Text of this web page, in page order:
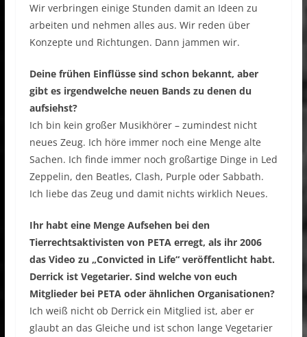
Wir verbringen einige Stunden damit an Ideen zu
arbeiten und nehmen alles aus. Wir reden über
Konzepte und Richtungen. Dann jammen wir.
Deine frühen Einflüsse sind schon bekannt, aber
gibt es irgendwelche neuen Bands zu denen du
aufsiehst?
Ich bin kein großer Musikhörer – zumindest nicht
neues Zeug. Ich höre immer noch eine Menge alte
Sachen. Ich finde immer noch großartige Dinge in Led
Zeppelin, den Beatles, Clash, Purple oder Sabbath.
Ich liebe das Zeug und damit nichts wirklich Neues.
Ihr habt eine Menge Aufsehen bei den
Tierrechtsaktivisten von PETA erregt, als ihr 2006
das Video zu „Convicted in Life“ veröffentlicht habt.
Derrick ist Vegetarier. Sind welche von euch
Mitglieder bei PETA oder ähnlichen Organisationen?
Ich weiß nicht ob Derrick ein Mitglied ist, aber er
glaubt an das Gleiche und ist schon lange Vegetarier